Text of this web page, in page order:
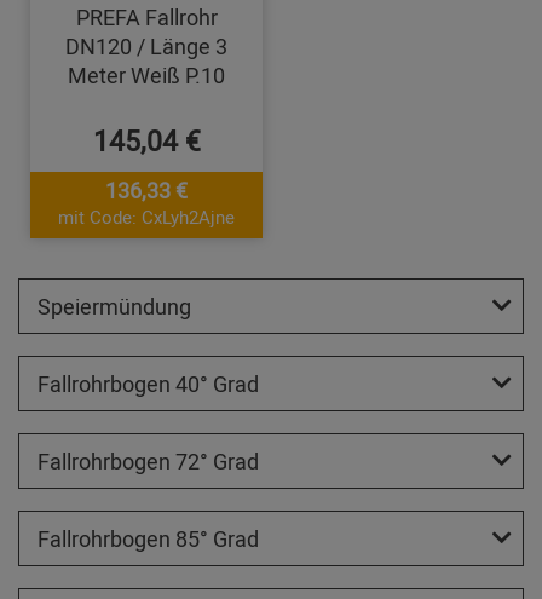
PREFA Fallrohr
DN120 / Länge 3
Meter Weiß P.10
145,04 €
136,33 €
mit Code: CxLyh2Ajne
Speiermündung
Fallrohrbogen 40° Grad
Fallrohrbogen 72° Grad
Fallrohrbogen 85° Grad